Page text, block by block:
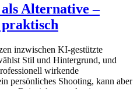
Alternative –
inzwischen KI-gestützte
Stil und Hintergrund, und
wirkende
persönliches Shooting, kann aber